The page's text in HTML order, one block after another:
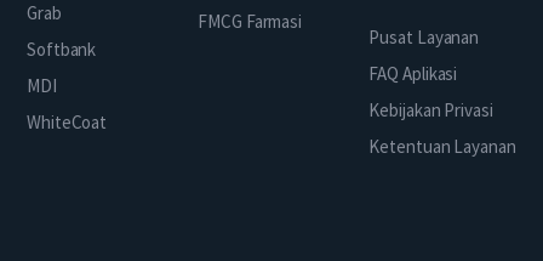
Grab
Softbank
MDI
WhiteCoat
FMCG Farmasi
Pusat Layanan
FAQ Aplikasi
Kebijakan Privasi
Ketentuan Layanan